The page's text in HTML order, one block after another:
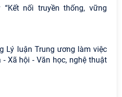
nối truyền thống, vững
Lý luận Trung ương làm việc
Xã hội - Văn học, nghệ thuật
bảo vệ
năm
Tọa đàm
tập, thực
trong